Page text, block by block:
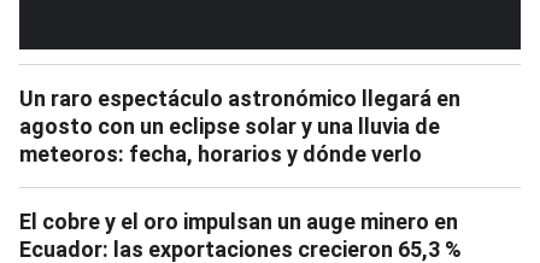
Un raro espectáculo astronómico llegará en
agosto con un eclipse solar y una lluvia de
meteoros: fecha, horarios y dónde verlo
El cobre y el oro impulsan un auge minero en
Ecuador: las exportaciones crecieron 65,3 %